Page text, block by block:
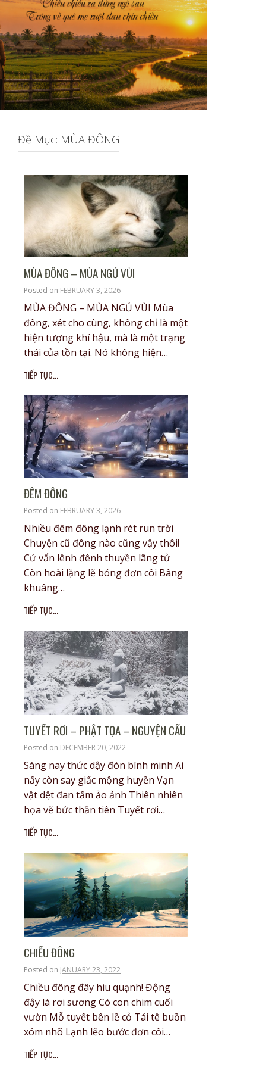
Đề Mục: MÙA ĐÔNG
MÙA ĐÔNG – MÙA NGỦ VÙI
Posted on FEBRUARY 3, 2026
MÙA ĐÔNG – MÙA NGỦ VÙI Mùa
đông, xét cho cùng, không chỉ là một
hiện tượng khí hậu, mà là một trạng
thái của tồn tại. Nó không hiện…
TIẾP TỤC...
ĐÊM ĐÔNG
Posted on FEBRUARY 3, 2026
Nhiều đêm đông lạnh rét run trời
Chuyện cũ đông nào cũng vậy thôi!
Cứ vẩn lênh đênh thuyền lãng tử
Còn hoài lặng lẽ bóng đơn côi Bâng
khuâng…
TIẾP TỤC...
TUYẾT RƠI – PHẬT TỌA – NGUYỆN CẦU
Posted on DECEMBER 20, 2022
Sáng nay thức dậy đón bình minh Ai
nấy còn say giấc mộng huyền Vạn
vật dệt đan tấm ảo ảnh Thiên nhiên
họa vẽ bức thần tiên Tuyết rơi…
TIẾP TỤC...
CHIỀU ĐÔNG
Posted on JANUARY 23, 2022
Chiều đông đây hiu quạnh! Động
đậy lá rơi sương Có con chim cuối
vườn Mỗ tuyết bên lề cỏ Tái tê buồn
xóm nhõ Lạnh lẽo bước đơn côi…
TIẾP TỤC...